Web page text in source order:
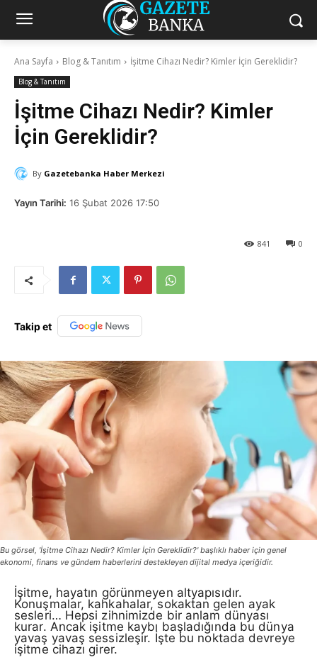
Ana Sayfa Blog & Tanıtım İşitme Cihazı Nedir? Kimler İçin Gereklidir?
Blog & Tanıtım
İşitme Cihazı Nedir? Kimler
İçin Gereklidir?
By Gazetebanka Haber Merkezi
Yayın Tarihi: 16 Şubat 2026 17:50
0
841
Takip et
Bu görsel, 'İşitme Cihazı Nedir? Kimler İçin Gereklidir?' başlıklı haber için genel
ekonomi, finans ve gündem haberlerini destekleyen dijital medya içeriğidir.
İşitme, hayatın görünmeyen altyapısıdır.
Konuşmalar, kahkahalar, sokaktan gelen ayak
sesleri… Hepsi zihnimizde bir anlam dünyası
kurar. Ancak işitme kaybı başladığında bu dünya
yavaş yavaş sessizleşir. İşte bu noktada devreye
işitme cihazı girer.